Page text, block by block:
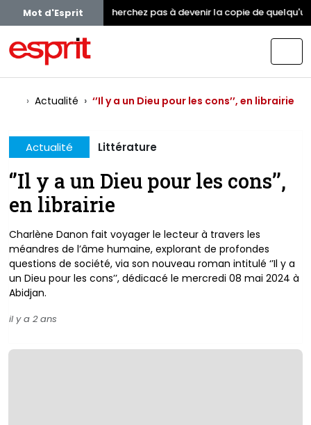
Mot d'EspritNe cherchez pas à devenir la copie de
Actualité ‘’Il y a un Dieu pour les cons’’, en librairie
Actualité Littérature
‘’Il y a un Dieu pour les cons’’,
en librairie
Charlène Danon fait voyager le lecteur à travers les
méandres de l’âme humaine, explorant de profondes
questions de société, via son nouveau roman intitulé ‘’Il y a
un Dieu pour les cons’’, dédicacé le mercredi 08 mai 2024 à
Abidjan.
il y a 2 ans